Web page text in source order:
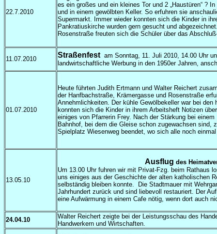
22.7.2010
es ein großes und ein kleines Tor und 2 „Haustüren“ ?
und in einem gewölbten Keller. So erfuhren sie
Supermarkt. Immer wieder konnten sich die Kinder in
Pankratiuskirche wurden gern gesucht und
Rosenstraße freuten sich die Schüler über das
11.07.2010 Straßenfest am Sonntag, 11. Juli 2010, 14.00 Uhr
landwirtschaftliche Werbung in den 1950er Jahren,
01.07.2010
Heute führten Judith Ertmann und Walter Reichert
der Hanfbachstraße, Krämergasse und Rosenstraße
Annehmlichkeiten. Der kühle Gewölbekeller war bei
konnten sich die Kinder in ihrem Arbeitsheft Notizen
einiges von Pfarrerin Frey. Nach der Stärkung bei
Bahnhof, bei dem die Gleise schon zugewachsen sind,
Spielplatz Wiesenweg beendet, wo sich alle noch
13.05.10
Ausflug des
Um 13.00 Uhr fuhren wir mit Privat-Fzg. beim Rathaus
uns einiges aus der Geschichte der alten katholischen
selbständig bleiben konnte.
Die Stadtmauer mit
Jahrhundert zurück und sind liebevoll restauriert. Der
eine Aufwärmung in einem Cafe nötig, wenn dort auch
24.04.10
Walter Reichert zeigte bei der Leistungsschau des
Handwerkern und Wirtschaften.